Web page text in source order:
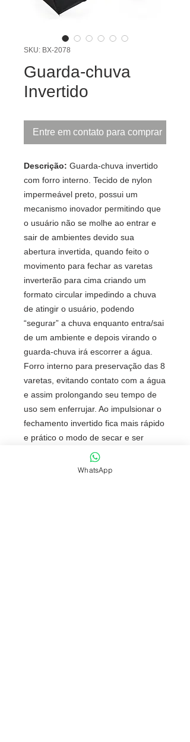
SKU: BX-2078
Guarda-chuva
Invertido
Entre em contato para comprar
Descrição: Guarda-chuva invertido
com forro interno. Tecido de nylon
impermeável preto, possui um
mecanismo inovador permitindo que
o usuário não se molhe ao entrar e
sair de ambientes devido sua
abertura invertida, quando feito o
movimento para fechar as varetas
inverterão para cima criando um
formato circular impedindo a chuva
de atingir o usuário, podendo
“segurar” a chuva enquanto entra/sai
de um ambiente e depois virando o
guarda-chuva irá escorrer a água.
Forro interno para preservação das 8
varetas, evitando contato com a água
e assim prolongando seu tempo de
uso sem enferrujar. Ao impulsionar o
fechamento invertido fica mais rápido
e prático o modo de secar e ser
guardado, pode ser apoiado no chão
que permanecerá em pé para
WhatsApp